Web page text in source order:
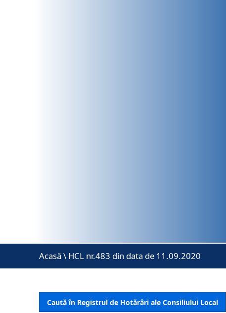
Acasă \ HCL nr.483 din data de 11.09.2020
Caută în Registrul de Hotărâri ale Consiliului Local